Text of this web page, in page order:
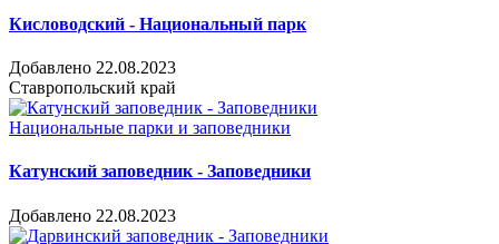
Кисловодский - Национальный парк
Добавлено 22.08.2023
Ставропольский край
Национальные парки и заповедники
Катунский заповедник - Заповедники
Добавлено 22.08.2023